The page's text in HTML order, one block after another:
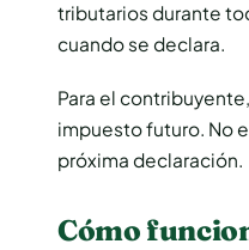
tributarios durante
cuando se declara.
Para el
impuesto futuro. No
próxima declaración.
Cómo